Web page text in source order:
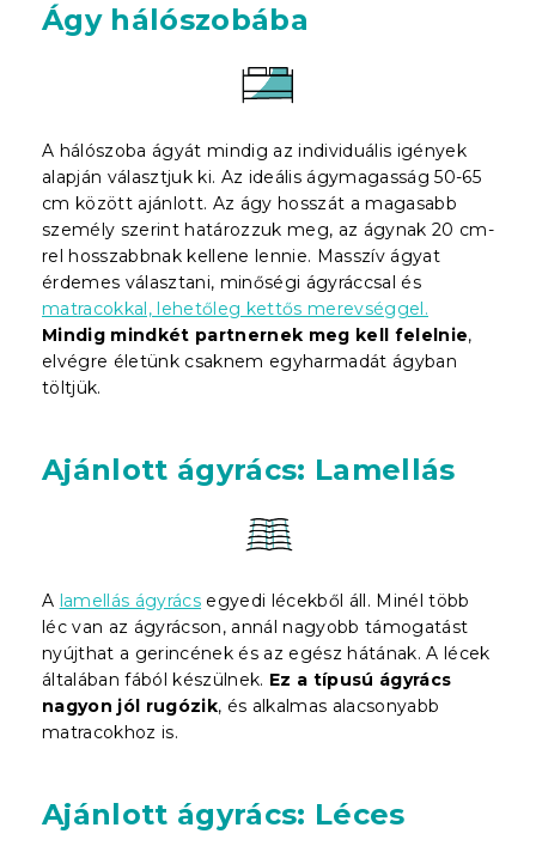
Ágy hálószobába
A hálószoba ágyát mindig az individuális igények
alapján választjuk ki. Az ideális ágymagasság 50-65
cm között ajánlott. Az ágy hosszát a magasabb
személy szerint határozzuk meg, az ágynak 20 cm-
rel hosszabbnak kellene lennie. Masszív ágyat
érdemes választani, minőségi ágyráccsal és
matracokkal, lehetőleg kettős merevséggel.
Mindig mindkét partnernek meg kell felelnie,
elvégre életünk csaknem egyharmadát ágyban
töltjük.
Ajánlott ágyrács: Lamellás
A lamellás ágyrács egyedi lécekből áll. Minél több
léc van az ágyrácson, annál nagyobb támogatást
nyújthat a gerincének és az egész hátának. A lécek
általában fából készülnek. Ez a típusú ágyrács
nagyon jól rugózik, és alkalmas alacsonyabb
matracokhoz is.
Ajánlott ágyrács: Léces